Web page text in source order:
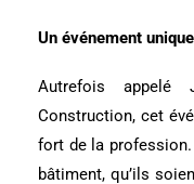
Un événement
Autrefois appelé
Construction, cet
fort de la
bâtiment, qu’ils